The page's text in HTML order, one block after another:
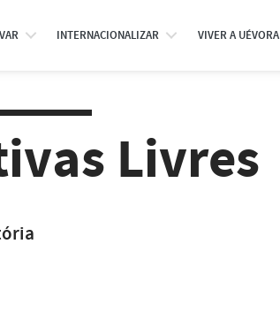
INTERNACIONALIZAR VIVER A UÉVORA
Livres